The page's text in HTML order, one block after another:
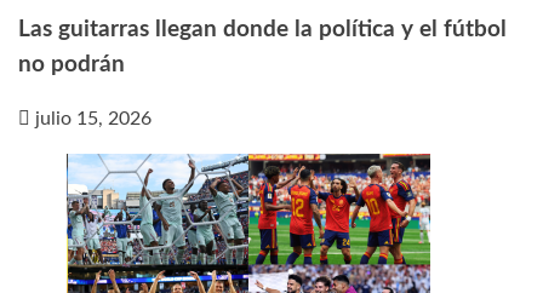
Las guitarras llegan donde la política y el fútbol
no podrán
julio 15, 2026